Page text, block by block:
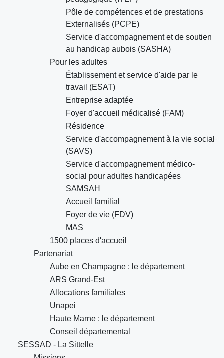
Pôle de compétences et de prestations
Externalisés (PCPE)
Service d'accompagnement et de soutien
au handicap aubois (SASHA)
Pour les adultes
Établissement et service d'aide par le
travail (ESAT)
Entreprise adaptée
Foyer d'accueil médicalisé (FAM)
Résidence
Service d'accompagnement à la vie social
(SAVS)
Service d'accompagnement médico-
social pour adultes handicapées
SAMSAH
Accueil familial
Foyer de vie (FDV)
MAS
1500 places d'accueil
Partenariat
Aube en Champagne : le département
ARS Grand-Est
Allocations familiales
Unapei
Haute Marne : le département
Conseil départemental
SESSAD - La Sittelle